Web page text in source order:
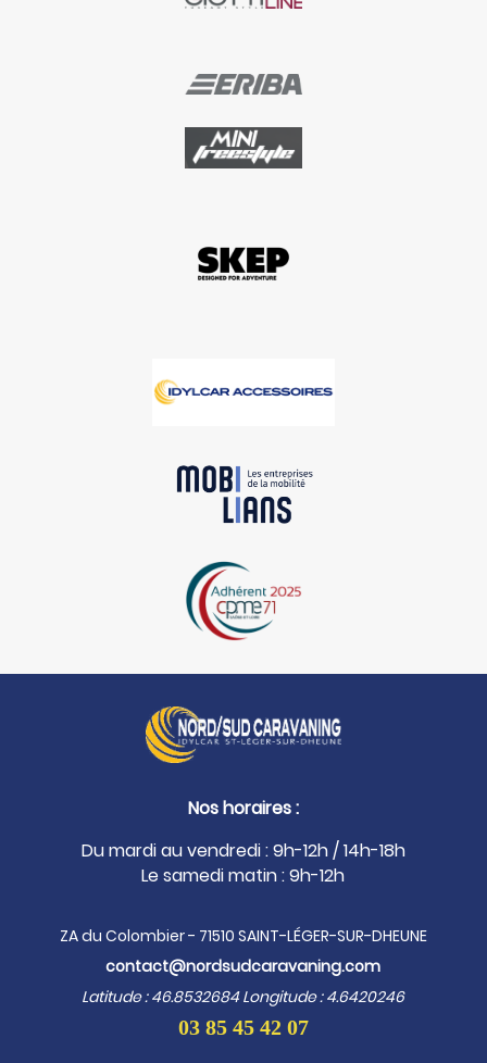
Nos horaires :
Du mardi au vendredi : 9h-12h / 14h-18h
Le samedi matin : 9h-12h
ZA du Colombier - 71510 SAINT-LÉGER-SUR-DHEUNE
contact@nordsudcaravaning.com
Latitude : 46.8532684 Longitude : 4.6420246
03 85 45 42 07